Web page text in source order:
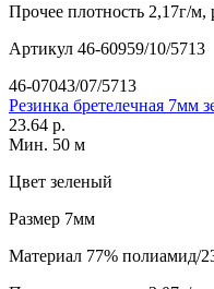
Прочее плотность 2,17г/м,
Артикул 46-60959/10/5713
46-07043/07/5713
Резинка бретелечная 7мм
23.64 р.
Мин. 50 м
Цвет зеленый
Размер 7мм
Материал 77% полиамид/